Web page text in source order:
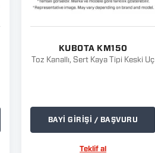
KUBOTA KM150
Toz Kanallı, Sert Kaya Tipi Keski Uç
BAYİ GİRİŞİ / BAŞVURU
Teklif al